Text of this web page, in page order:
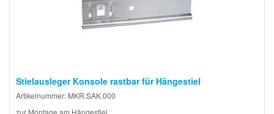
Stielausleger Konsole rastbar für Hängestiel
Artikelnummer: MKR.SAK.000